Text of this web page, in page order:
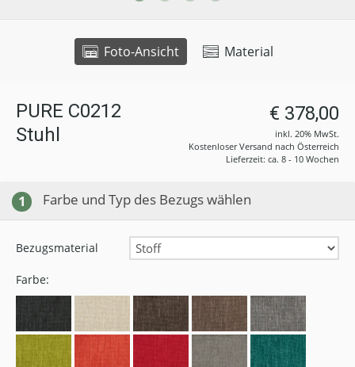
Foto-Ansicht Material
PURE C0212
Stuhl
€ 378,00
inkl. 20% MwSt.
Kostenloser Versand nach Österreich
Lieferzeit: ca. 8 - 10 Wochen
1 Farbe und Typ des Bezugs wählen
Bezugsmaterial
Farbe: